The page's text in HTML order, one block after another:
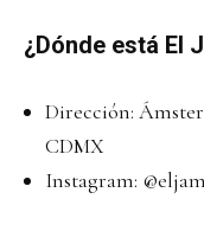
¿Dónde está El
Dirección:
CDMX
Instagram: